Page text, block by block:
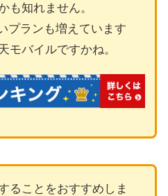
も知れません。
プランも増えています
モバイルですかね。
ることをおすすめしま